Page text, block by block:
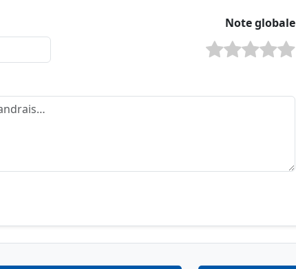
Note globale